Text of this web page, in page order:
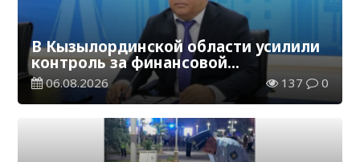
В Кызылординской области усилили
контроль за финансовой
дисциплиной
06.08.2026 137 0